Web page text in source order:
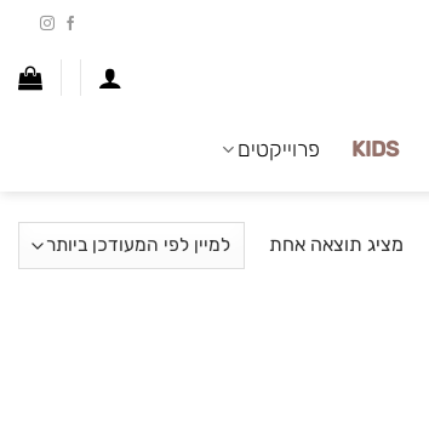
KIDS פרוייקטים
מציג תוצאה אחת